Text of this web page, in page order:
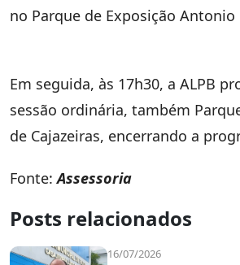
no Parque de Exposição Antonio
Em seguida, às 17h30, a ALPB
sessão ordinária, também
de Cajazeiras, encerrando a
Fonte:Assessoria
Posts relacionados
16/07/2026